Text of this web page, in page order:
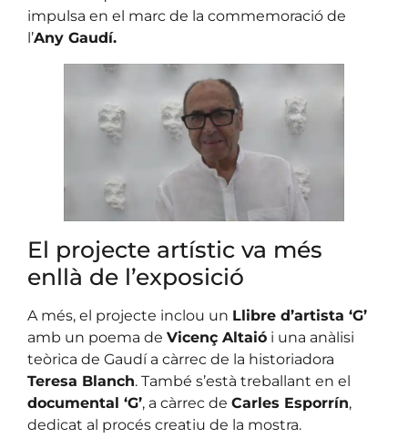
impulsa en el marc de la commemoració de
l’Any Gaudí.
El projecte artístic va més
enllà de l’exposició
A més, el projecte inclou un Llibre d’artista ‘G’
amb un poema de Vicenç Altaió i una anàlisi
teòrica de Gaudí a càrrec de la historiadora
Teresa Blanch. També s’està treballant en el
documental ‘G’, a càrrec de Carles Esporrín,
dedicat al procés creatiu de la mostra.